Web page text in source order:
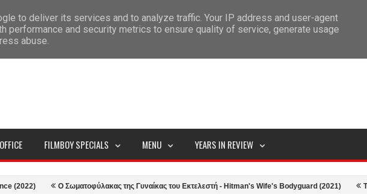
SITEMAP
FILMBOY SPECIALS MENU YEARS IN REVIEW
Ο Σωματοφύλακας της Γυναίκας του Εκτελεστή - Hitman's Wife's Bodyguard (2021) Ταξίδι στα
to deliver its services and to analyze traffic. Your IP address and user-agent
performance and security metrics to ensure quality of service, generate usage
abuse.